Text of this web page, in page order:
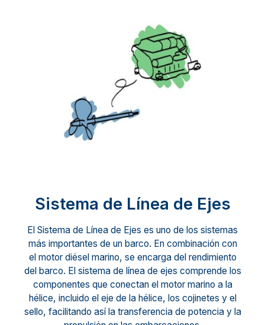
Sistema de Línea de Ejes
El Sistema de Línea de Ejes es uno de los sistemas
más importantes de un barco. En combinación con
el motor diésel marino, se encarga del rendimiento
del barco. El sistema de línea de ejes comprende los
componentes que conectan el motor marino a la
hélice, incluido el eje de la hélice, los cojinetes y el
sello, facilitando así la transferencia de potencia y la